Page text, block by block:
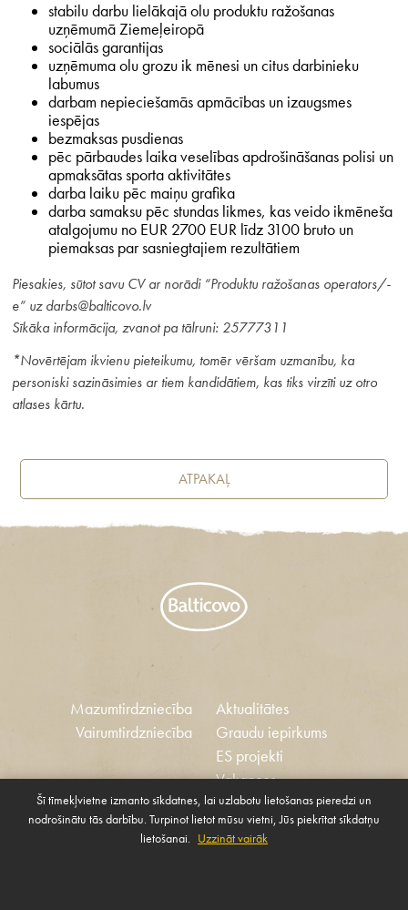
stabilu darbu lielākajā olu produktu ražošanas
uzņēmumā Ziemeļeiropā
sociālās garantijas
uzņēmuma olu grozu ik mēnesi un citus darbinieku
labumus
darbam nepieciešamās apmācības un izaugsmes
iespējas
bezmaksas pusdienas
pēc pārbaudes laika veselības apdrošināšanas polisi un
apmaksātas sporta aktivitātes
darba laiku pēc maiņu grafika
darba samaksu pēc stundas likmes, kas veido ikmēneša
atalgojumu no EUR 2700 EUR līdz 3100 bruto un
piemaksas par sasniegtajiem rezultātiem
Piesakies, sūtot savu CV ar norādi “Produktu ražošanas operators/-
e” uz darbs@balticovo.lv
Sīkāka informācija, zvanot pa tālruni: 25777311
*Novērtējam ikvienu pieteikumu, tomēr vēršam uzmanību, ka
personiski sazināsimies ar tiem kandidātiem, kas tiks virzīti uz otro
atlases kārtu.
ATPAKAĻ
Mazumtirdzniecība
Vairumtirdzniecība
Sīkdatnes
Aktualitātes
Graudu iepirkums
ES projekti
Vakances
Ētikas kodekss
Sabiedrības atbalsta
politika
Šī tīmekļvietne izmanto sīkdatnes, lai uzlabotu lietošanas pieredzi un
nodrošinātu tās darbību. Turpinot lietot mūsu vietni, Jūs piekrītat sīkdatņu
lietošanai. Uzzināt vairāk